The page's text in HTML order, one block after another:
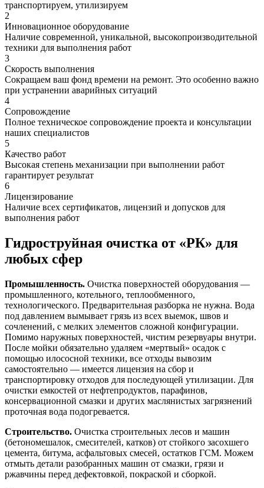
транспортируем, утилизируем
2
Инновационное оборудование
Наличие современной, уникальной, высокопроизводительной
техники для выполнения работ
3
Скорость выполнения
Сокращаем ваш фонд времени на ремонт. Это особенно важно
при устранении аварийных ситуаций
4
Сопровождение
Полное техническое сопровождение проекта и консультации
наших специалистов
5
Качество работ
Высокая степень механизации при выполнении работ
гарантирует результат
6
Лицензирование
Наличие всех сертификатов, лицензий и допусков для
выполнения работ
Гидроструйная очистка от «РК» для
любых сфер
Промышленность. Очистка поверхностей оборудования —
промышленного, котельного, теплообменного,
технологического. Предварительная разборка не нужна. Вода
под давлением вымывает грязь из всех выемок, швов и
сочленений, с мелких элементов сложной конфигурации.
Помимо наружных поверхностей, чистим резервуары внутри.
После мойки обязательно удаляем «мертвый» осадок с
помощью илососной техники, все отходы вывозим
самостоятельно — имеется лицензия на сбор и
транспортировку отходов для последующей утилизации. Для
очистки емкостей от нефтепродуктов, парафинов,
консервационной смазки и других маслянистых загрязнений
проточная вода подогревается.
Строительство. Очистка строительных лесов и машин
(бетономешалок, смесителей, катков) от стойкого засохшего
цемента, битума, асфальтовых смесей, остатков ГСМ. Можем
отмыть детали разобранных машин от смазки, грязи и
ржавчины перед дефектовкой, покраской и сборкой.